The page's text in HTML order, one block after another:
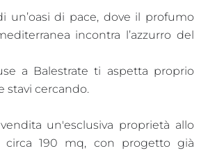
un’oasi di pace, dove il profumo
incontra l’azzurro del
a Balestrate ti aspetta proprio
stavi cercando.
un'esclusiva proprietà allo
circa 190 mq, con progetto già